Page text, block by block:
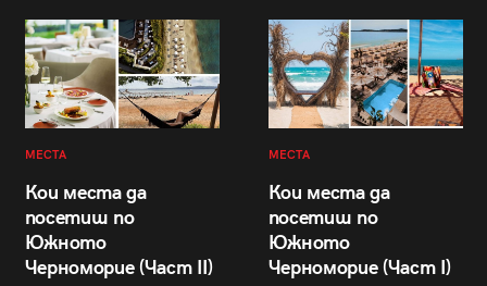
МЕСТА
Кои места да
посетиш по
Южното
Черноморие (Част II)
МЕСТА
Кои места да
посетиш по
Южното
Черноморие (Част I)